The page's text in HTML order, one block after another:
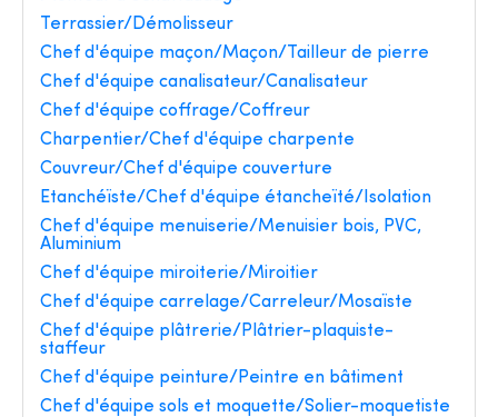
Terrassier/Démolisseur
Chef d'équipe maçon/Maçon/Tailleur de pierre
Chef d'équipe canalisateur/Canalisateur
Chef d'équipe coffrage/Coffreur
Charpentier/Chef d'équipe charpente
Couvreur/Chef d'équipe couverture
Etanchéïste/Chef d'équipe étancheïté/Isolation
Chef d'équipe menuiserie/Menuisier bois, PVC,
Aluminium
Chef d'équipe miroiterie/Miroitier
Chef d'équipe carrelage/Carreleur/Mosaïste
Chef d'équipe plâtrerie/Plâtrier-plaquiste-
staffeur
Chef d'équipe peinture/Peintre en bâtiment
Chef d'équipe sols et moquette/Solier-moquetiste